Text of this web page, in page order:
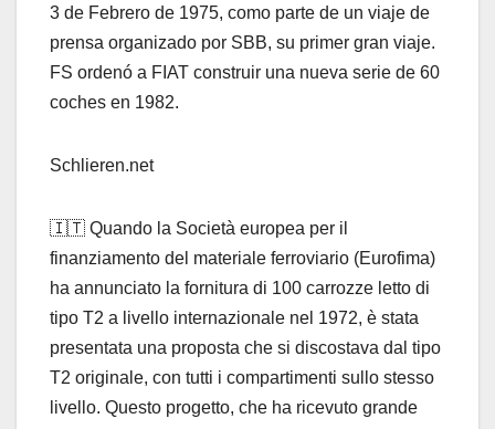
3 de Febrero de 1975, como parte de un viaje de
prensa organizado por SBB, su primer gran viaje.
FS ordenó a FIAT construir una nueva serie de 60
coches en 1982.
Schlieren.net
🇮🇹 Quando la Società europea per il
finanziamento del materiale ferroviario (Eurofima)
ha annunciato la fornitura di 100 carrozze letto di
tipo T2 a livello internazionale nel 1972, è stata
presentata una proposta che si discostava dal tipo
T2 originale, con tutti i compartimenti sullo stesso
livello. Questo progetto, che ha ricevuto grande